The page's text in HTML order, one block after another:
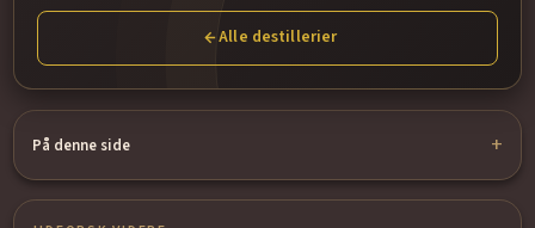
Alle destillerier
På denne side